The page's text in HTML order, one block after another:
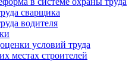
сварщика
водителя
условий труда
местах строителей